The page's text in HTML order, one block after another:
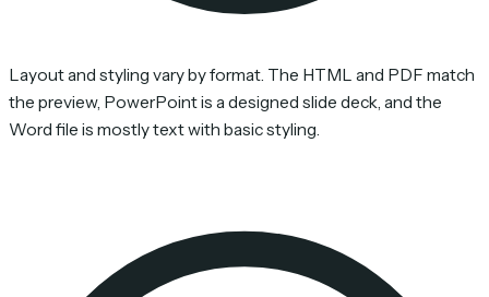
Layout and styling vary by format. The HTML and PDF match
the preview, PowerPoint is a designed slide deck, and the
Word file is mostly text with basic styling.